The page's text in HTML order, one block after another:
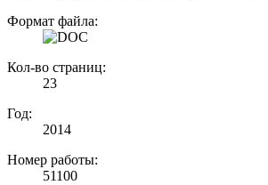
Формат файла:
Кол-во страниц:
23
Год:
2014
Номер работы:
51100